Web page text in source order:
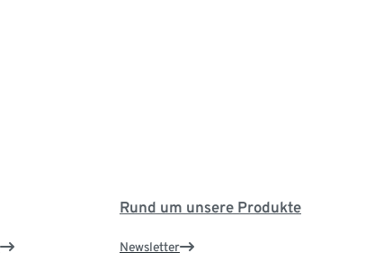
Rund um unsere Produkte
Newsletter